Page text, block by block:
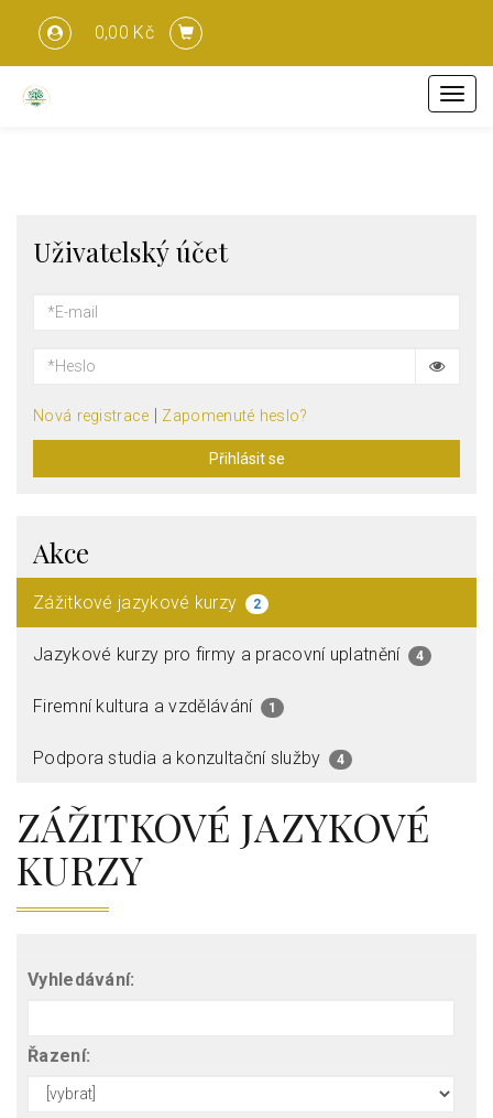
0,00 Kč
Menu
Uživatelský účet
Nová registrace | Zapomenuté heslo?
Přihlásit se
Akce
Zážitkové jazykové kurzy 2
Jazykové kurzy pro firmy a pracovní uplatnění 4
Firemní kultura a vzdělávání 1
Podpora studia a konzultační služby 4
ZÁŽITKOVÉ JAZYKOVÉ
KURZY
Vyhledávání:
Řazení: